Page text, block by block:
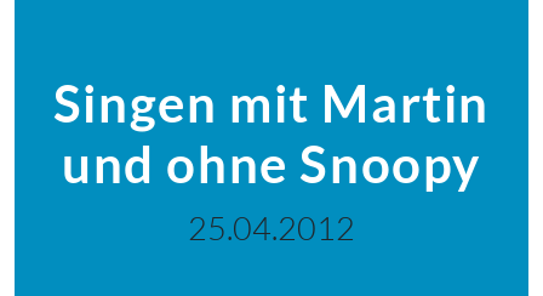
Singen mit Martin
und ohne Snoopy
25.04.2012